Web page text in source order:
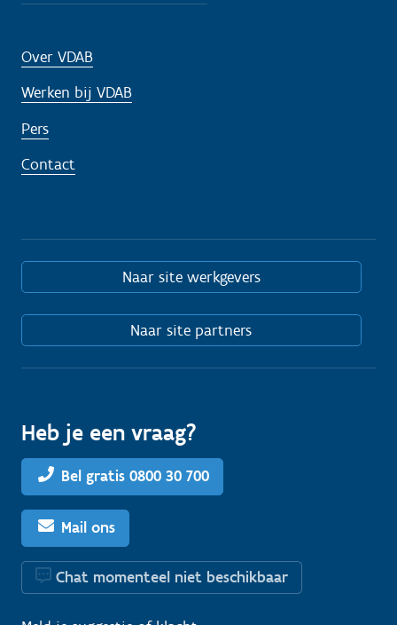
Over VDAB
Werken bij VDAB
Pers
Contact
Naar site werkgevers
Naar site partners
Heb je een vraag?
Bel gratis 0800 30 700
Mail ons
Chat momenteel niet beschikbaar